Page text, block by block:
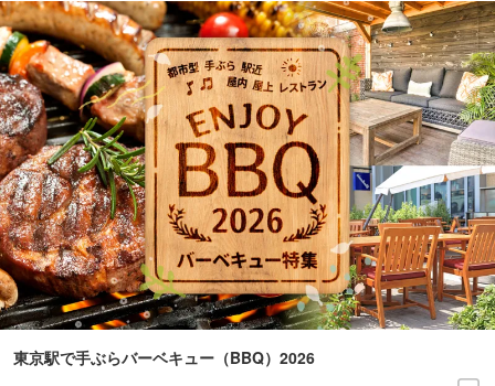
東京駅で手ぶらバーベキュー（BBQ）2026